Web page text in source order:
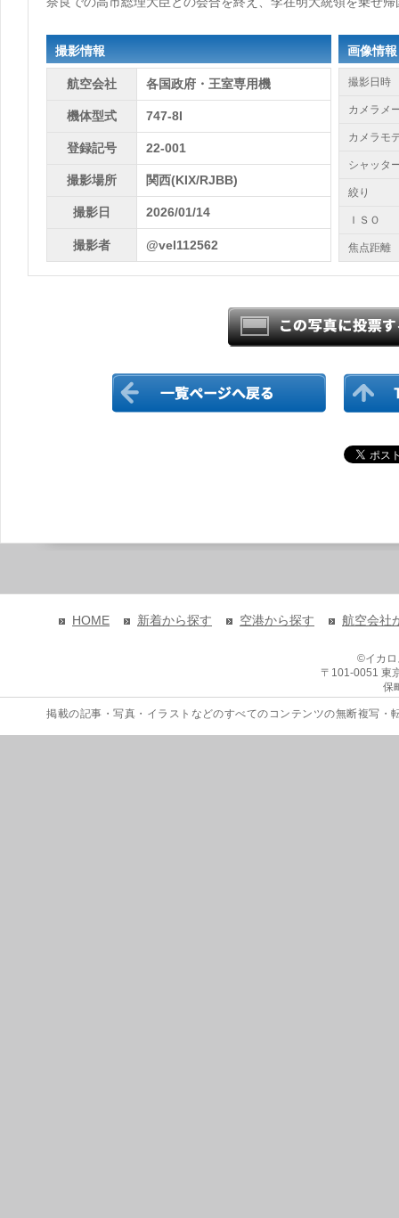
撮影情報
航空会社 各国政府・王室専用機
機体型式 747-8I
登録記号 22-001
撮影場所 関西(KIX/RJBB)
撮影日 2026/01/14
撮影者 @vel112562
画像情報
撮影日時
カメラメ
カメラモ
シャッタ
絞り
ＩＳＯ
焦点距離
HOME 新着から探す 空港から探す 航空会社
©イカ
〒101-0051 東
保
掲載の記事・写真・イラストなどのすべてのコンテンツの無断複